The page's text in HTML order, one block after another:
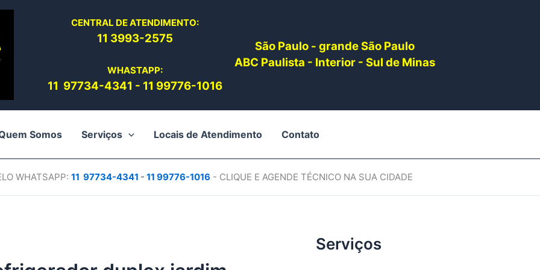
CENTRAL DE ATENDIMENTO:
11 3993-2575
WHASTAPP:
11 97734-4341 - 11 99776-1016
São Paulo - grande São Paulo
ABC Paulista - Interior - Sul de Minas
Somos Serviços Locais de Atendimento Contato
WHATSAPP: 11 97734-4341 - 11 99776-1016 - CLIQUE E AGENDE TÉCNICO NA SUA CIDADE
Serviços